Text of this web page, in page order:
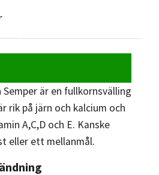
Semper är en fullkornsvälling
rik på järn och kalcium och
A,C,D och E. Kanske
eller ett mellanmål.